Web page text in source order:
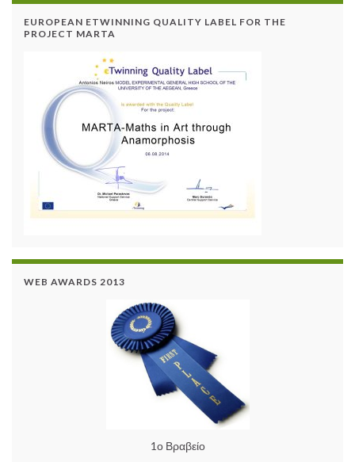
EUROPEAN ETWINNING QUALITY LABEL FOR THE
PROJECT MARTA
WEB AWARDS 2013
1ο Βραβείο